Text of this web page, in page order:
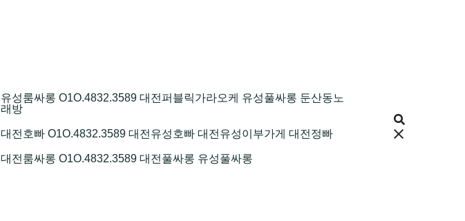
유성룸싸롱 O1O.4832.3589 대전퍼블릭가라오케 유성풀싸롱 둔산동노
래방
대전호빠 O1O.4832.3589 대전유성호빠 대전유성이부가게 대전정빠
대전룸싸롱 O1O.4832.3589 대전풀싸롱 유성풀싸롱